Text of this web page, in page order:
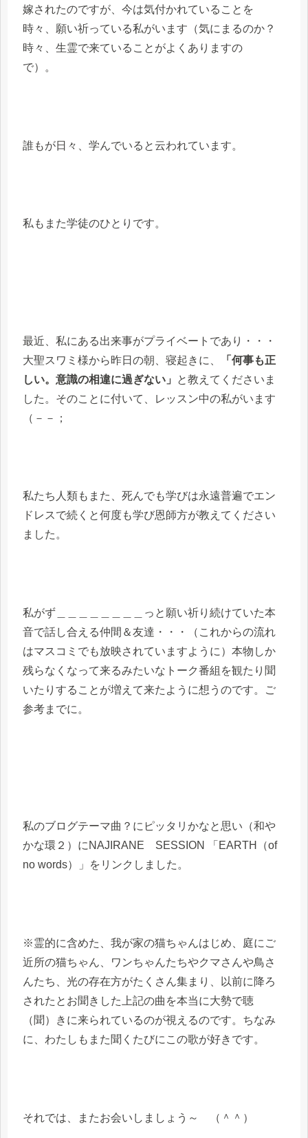
嫁されたのですが、今は気付かれていることを
時々、願い祈っている私がいます（気にまるのか？
時々、生霊で来ていることがよくありますの
で）。
誰もが日々、学んでいると云われています。
私もまた学徒のひとりです。
最近、私にある出来事がプライベートであり・・・
大聖スワミ様から昨日の朝、寝起きに、
「何事も正
しい。意識の相違に過ぎない」
と教えてくださいま
した。そのことに付いて、レッスン中の私がいます
（－－；
私たち人類もまた、死んでも学びは永遠普遍でエン
ドレスで続くと何度も学び恩師方が教えてください
ました。
私がず＿＿＿＿＿＿＿＿っと願い祈り続けていた本
音で話し合える仲間＆友達・・・（これからの流れ
はマスコミでも放映されていますように）本物しか
残らなくなって来るみたいなトーク番組を観たり聞
いたりすることが増えて来たように想うのです。ご
参考までに。
私のブログテーマ曲？にピッタリかなと思い（和や
かな環２）にNAJIRANE SESSION 「EARTH（of
no words）」をリンクしました。
※霊的に含めた、我が家の猫ちゃんはじめ、庭にご
近所の猫ちゃん、ワンちゃんたちやクマさんや鳥さ
んたち、光の存在方がたくさん集まり、以前に降ろ
されたとお聞きした上記の曲を本当に大勢で聴
（聞）きに来られているのが視えるのです。ちなみ
に、わたしもまた聞くたびにこの歌が好きです。
それでは、またお会いしましょう～ （＾＾）